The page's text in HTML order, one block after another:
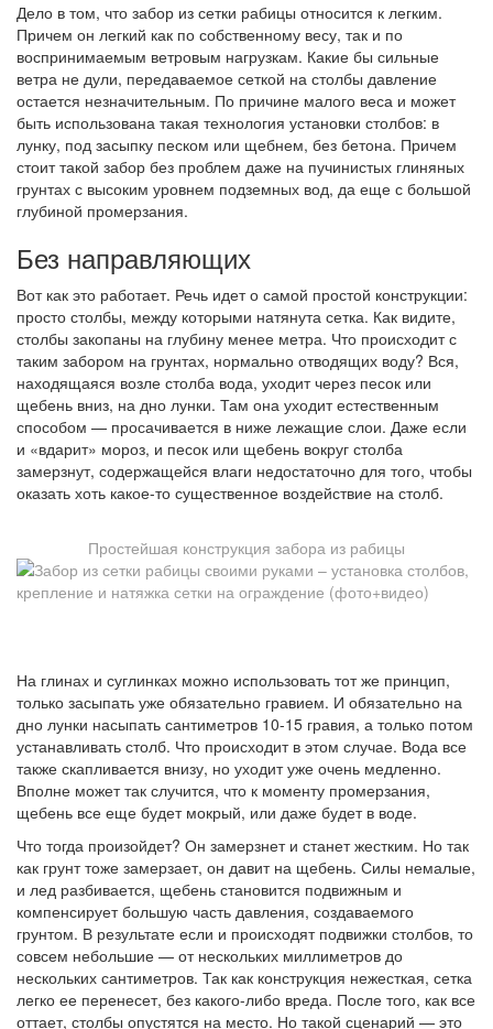
Дело в том, что забор из сетки рабицы относится к легким.
Причем он легкий как по собственному весу, так и по
воспринимаемым ветровым нагрузкам. Какие бы сильные
ветра не дули, передаваемое сеткой на столбы давление
остается незначительным. По причине малого веса и может
быть использована такая технология установки столбов: в
лунку, под засыпку песком или щебнем, без бетона. Причем
стоит такой забор без проблем даже на пучинистых глиняных
грунтах с высоким уровнем подземных вод, да еще с большой
глубиной промерзания.
Без направляющих
Вот как это работает. Речь идет о самой простой конструкции:
просто столбы, между которыми натянута сетка. Как видите,
столбы закопаны на глубину менее метра. Что происходит с
таким забором на грунтах, нормально отводящих воду? Вся,
находящаяся возле столба вода, уходит через песок или
щебень вниз, на дно лунки. Там она уходит естественным
способом — просачивается в ниже лежащие слои. Даже если
и «вдарит» мороз, и песок или щебень вокруг столба
замерзнут, содержащейся влаги недостаточно для того, чтобы
оказать хоть какое-то существенное воздействие на столб.
Простейшая конструкция забора из рабицы
На глинах и суглинках можно использовать тот же принцип,
только засыпать уже обязательно гравием. И обязательно на
дно лунки насыпать сантиметров 10-15 гравия, а только потом
устанавливать столб. Что происходит в этом случае. Вода все
также скапливается внизу, но уходит уже очень медленно.
Вполне может так случится, что к моменту промерзания,
щебень все еще будет мокрый, или даже будет в воде.
Что тогда произойдет? Он замерзнет и станет жестким. Но так
как грунт тоже замерзает, он давит на щебень. Силы немалые,
и лед разбивается, щебень становится подвижным и
компенсирует большую часть давления, создаваемого
грунтом. В результате если и происходят подвижки столбов, то
совсем небольшие — от нескольких миллиметров до
нескольких сантиметров. Так как конструкция нежесткая, сетка
легко ее перенесет, без какого-либо вреда. После того, как все
оттает, столбы опустятся на место. Но такой сценарий — это